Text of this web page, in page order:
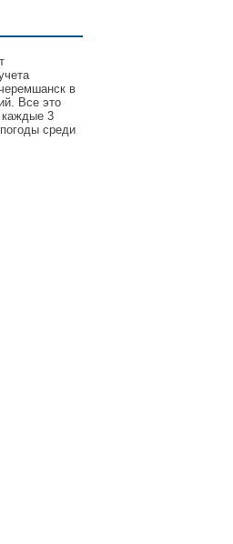
в
Все это
каждые 3
среди